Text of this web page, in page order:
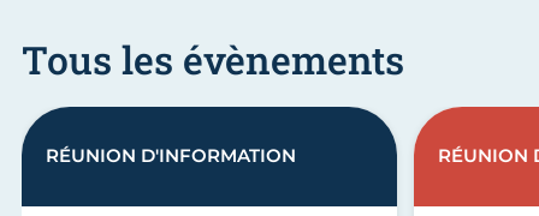
Tous les évènements
RÉUNION D'INFORMATION RÉUNION